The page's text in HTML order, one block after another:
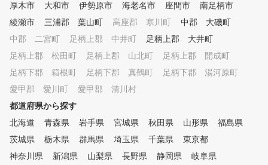
厚木市
大和市 伊勢原市 海老名市 座間市
南足柄市
綾瀬市
三浦郡 葉山町 高座郡 寒川町
中郡 大磯町
中郡 二宮町
足柄上郡 中井町
足柄上郡 大井町
足柄上郡 松田町
足柄上郡 山北町
足柄上郡 開成町
足柄下郡 箱根町
足柄下郡 真鶴町
足柄下郡 湯河原町
愛甲郡 愛川町
愛甲郡 清川村
都道府県から探す
北海道
青森県 岩手県 宮城県 秋田県 山形県
福島県
茨城県
栃木県 群馬県 埼玉県 千葉県
東京都
神奈川県
新潟県 山梨県 長野県 静岡県
岐阜県